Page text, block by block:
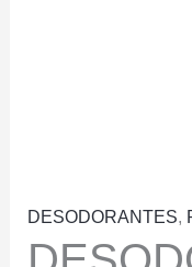
DESODORANTES,